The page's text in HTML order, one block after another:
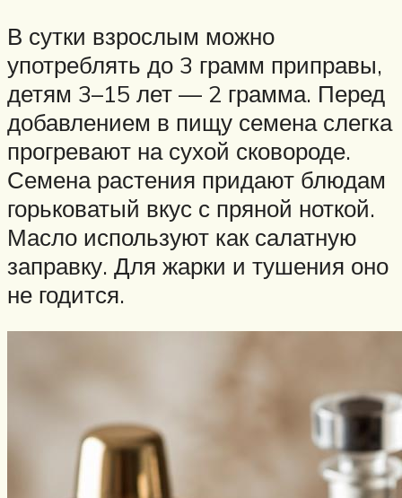
В сутки взрослым можно
употреблять до 3 грамм приправы,
детям 3–15 лет — 2 грамма. Перед
добавлением в пищу семена слегка
прогревают на сухой сковороде.
Семена растения придают блюдам
горьковатый вкус с пряной ноткой.
Масло используют как салатную
заправку. Для жарки и тушения оно
не годится.